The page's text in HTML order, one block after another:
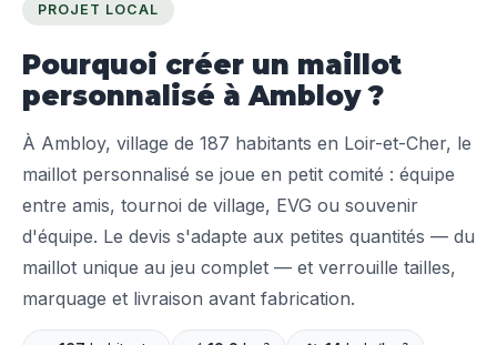
PROJET LOCAL
Pourquoi créer un maillot
personnalisé à Ambloy ?
À Ambloy, village de 187 habitants en Loir-et-Cher, le
maillot personnalisé se joue en petit comité : équipe
entre amis, tournoi de village, EVG ou souvenir
d'équipe. Le devis s'adapte aux petites quantités — du
maillot unique au jeu complet — et verrouille tailles,
marquage et livraison avant fabrication.